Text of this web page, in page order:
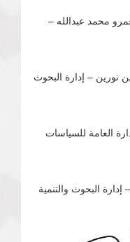
محمد عبدالله –
نورين – إدارة البحوث
العامة للسياسات
البحوث والتنمية